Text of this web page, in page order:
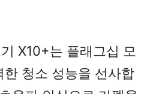
X10+는 플래그십 모
한 청소 성능을 선사합